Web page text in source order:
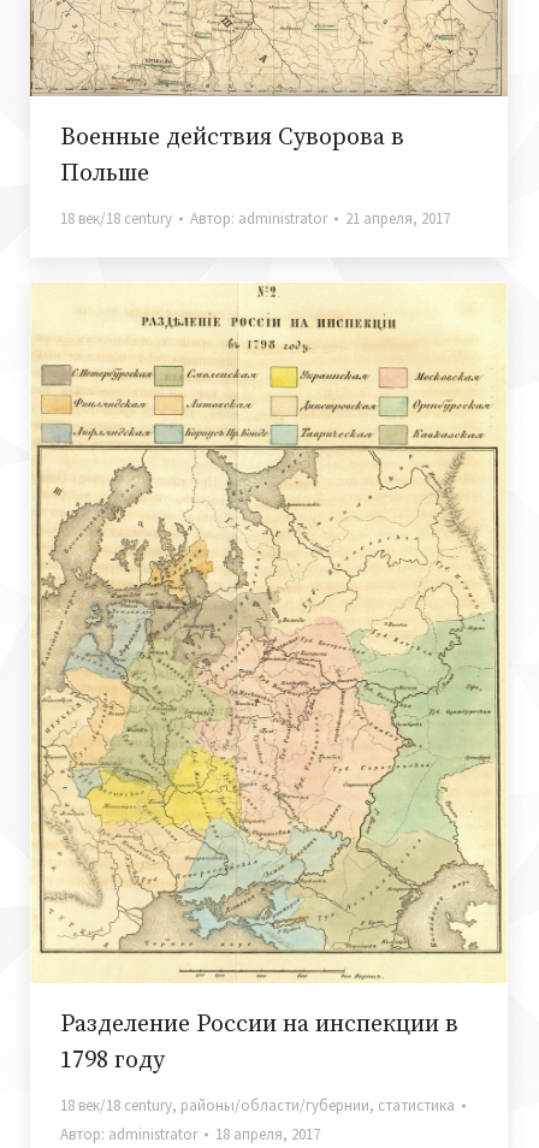
Военные действия Суворова в
Польше
18 век/18 century Автор: administrator 21 апреля, 2017
Разделение России на инспекции в
1798 году
18 век/18 century, районы/области/губернии, статистика
Автор: administrator 18 апреля, 2017